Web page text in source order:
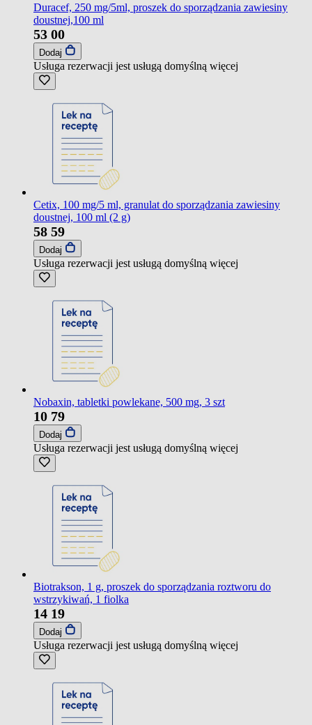
Duracef, 250 mg/5ml, proszek do sporządzania zawiesiny
doustnej,100 ml
53 00
Dodaj
Usługa rezerwacji jest usługą domyślną więcej
Cetix, 100 mg/5 ml, granulat do sporządzania zawiesiny
doustnej, 100 ml (2 g)
58 59
Dodaj
Usługa rezerwacji jest usługą domyślną więcej
Nobaxin, tabletki powlekane, 500 mg, 3 szt
10 79
Dodaj
Usługa rezerwacji jest usługą domyślną więcej
Biotrakson, 1 g, proszek do sporządzania roztworu do
wstrzykiwań, 1 fiolka
14 19
Dodaj
Usługa rezerwacji jest usługą domyślną więcej